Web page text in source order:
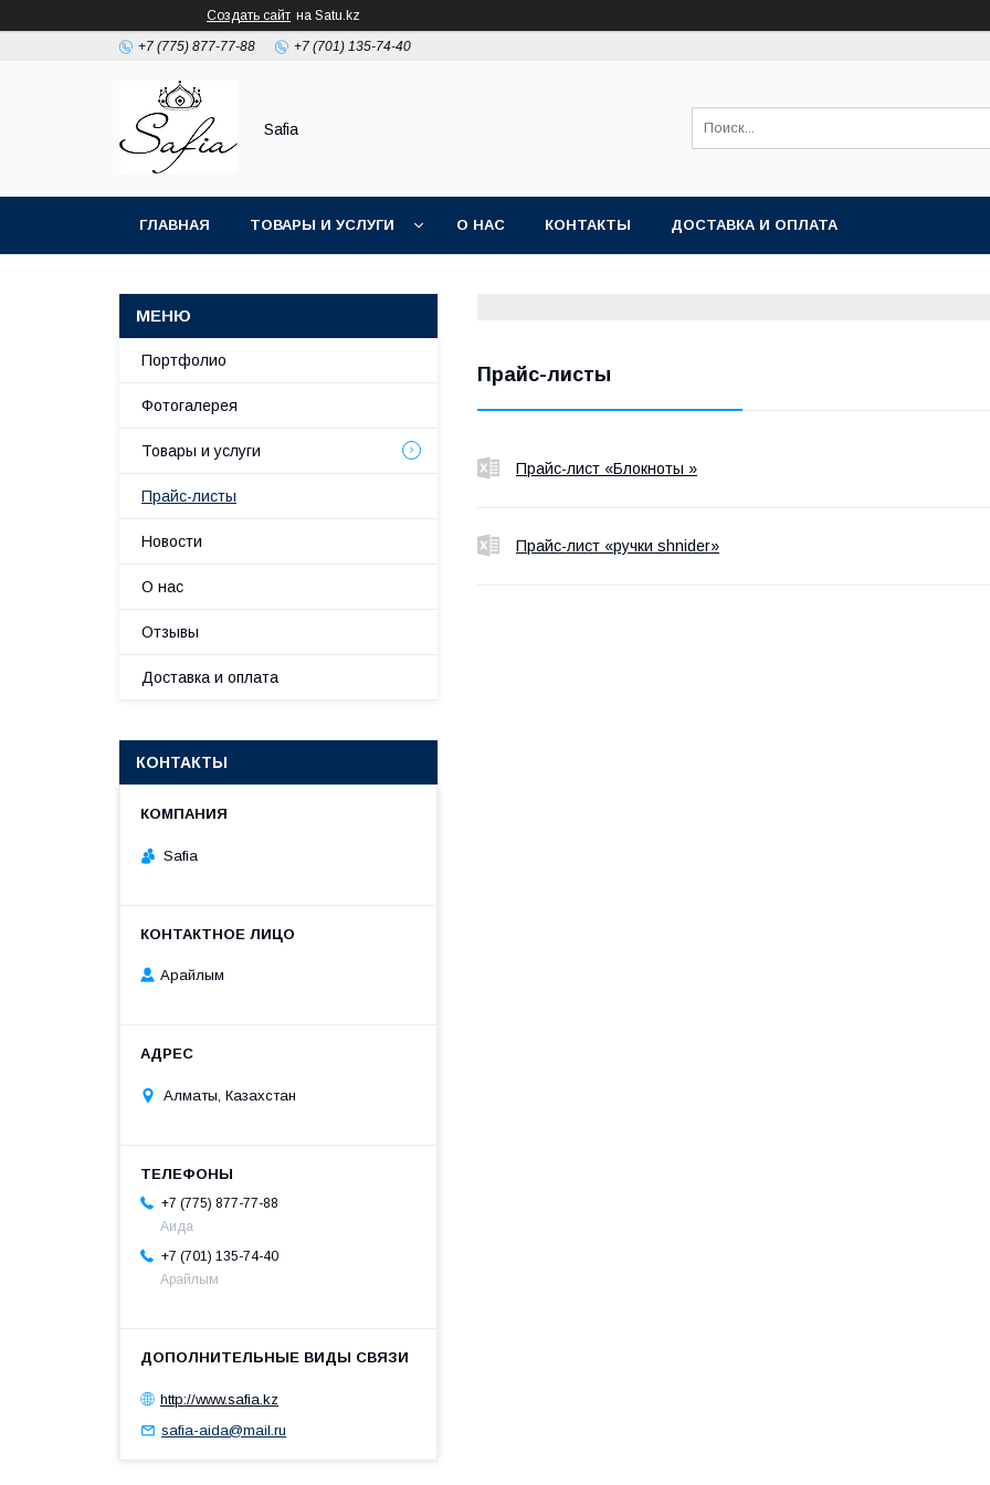
Создать сайт на Satu.kz
+7 (775) 877-77-88 +7 (701) 135-74-40
Safia
ГЛАВНАЯ ТОВАРЫ И УСЛУГИ О НАС КОНТАКТЫ ДОСТАВКА И ОПЛАТА
Прайс-листы
Прайс-лист «Блокноты »
Прайс-лист «ручки shnider»
Портфолио
Фотогалерея
Товары и услуги
Прайс-листы
Новости
О нас
Отзывы
Доставка и оплата
КОНТАКТЫ
Safia
Арайлым
Алматы, Казахстан
+7 (775) 877-77-88
Аида
+7 (701) 135-74-40
Арайлым
http://www.safia.kz
safia-aida@mail.ru